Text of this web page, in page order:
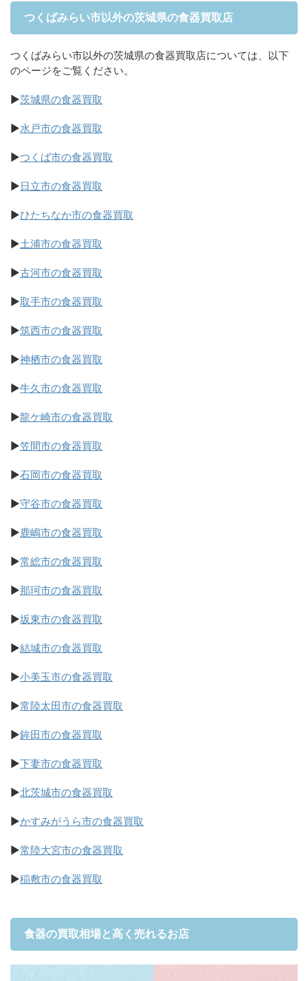
つくばみらい市以外の茨城県の食器買取店
つくばみらい市以外の茨城県の食器買取店については、以下
のページをご覧ください。
▶茨城県の食器買取
▶水戸市の食器買取
▶つくば市の食器買取
▶日立市の食器買取
▶ひたちなか市の食器買取
▶土浦市の食器買取
▶古河市の食器買取
▶取手市の食器買取
▶筑西市の食器買取
▶神栖市の食器買取
▶牛久市の食器買取
▶龍ケ崎市の食器買取
▶笠間市の食器買取
▶石岡市の食器買取
▶守谷市の食器買取
▶鹿嶋市の食器買取
▶常総市の食器買取
▶那珂市の食器買取
▶坂東市の食器買取
▶結城市の食器買取
▶小美玉市の食器買取
▶常陸太田市の食器買取
▶鉾田市の食器買取
▶下妻市の食器買取
▶北茨城市の食器買取
▶かすみがうら市の食器買取
▶常陸大宮市の食器買取
▶稲敷市の食器買取
食器の買取相場と高く売れるお店